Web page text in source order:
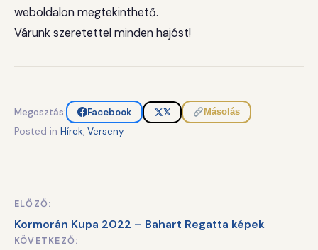
weboldalon megtekinthető.
Várunk szeretettel minden hajóst!
Megosztás: Facebook 𝕏 Másolás
Posted in Hírek, Verseny
Bejegyzés
navigáció
ELŐZŐ:
Kormorán Kupa 2022 – Bahart Regatta képek
KÖVETKEZŐ: